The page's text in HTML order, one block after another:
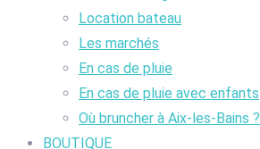
Location bateau
Les marchés
En cas de pluie
En cas de pluie avec enfants
Où bruncher à Aix-les-Bains ?
BOUTIQUE